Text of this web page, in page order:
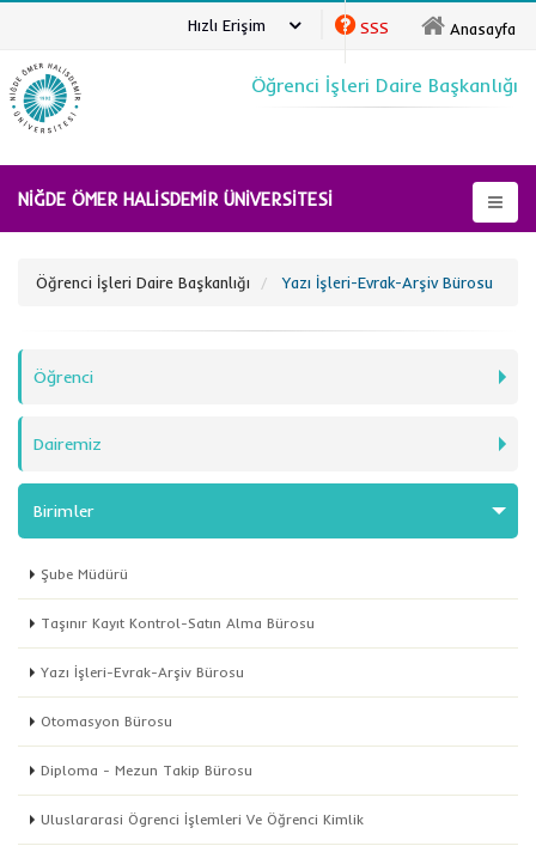
Anasayfa
SSS
Hızlı Erişim
NİĞDE ÖMER HALİSDEMİR ÜNİVERSİTESİ
Öğrenci İşleri Daire Başkanlığı
Öğrenci İşleri Daire Başkanlığı Yazı İşleri-Evrak-Arşiv Bürosu
Öğrenci
Dairemiz
Birimler
Şube Müdürü
Taşınır Kayıt Kontrol-Satın Alma Bürosu
Yazı İşleri-Evrak-Arşiv Bürosu
Otomasyon Bürosu
Diploma - Mezun Takip Bürosu
Uluslararasi Ögrenci İşlemleri Ve Öğrenci Kimlik